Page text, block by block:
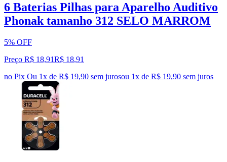
6 Baterias Pilhas para Aparelho Auditivo
Phonak tamanho 312 SELO MARROM
5% OFF
Preço R$ 18,91R$ 18,91
no Pix Ou 1x de R$ 19,90 sem jurosou 1x de R$ 19,90 sem juros